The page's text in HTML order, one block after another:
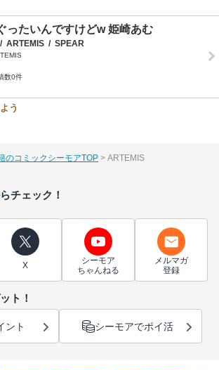
ったいんですけどw 姫崎あむ
/ ARTEMIS / SPEAR
数0件
う
のコミックシーモアTOP ARTEMIS
チェック！
X
シーモア
ちゃんねる
メルマガ
登録
ト！
ント シーモアでポイ活